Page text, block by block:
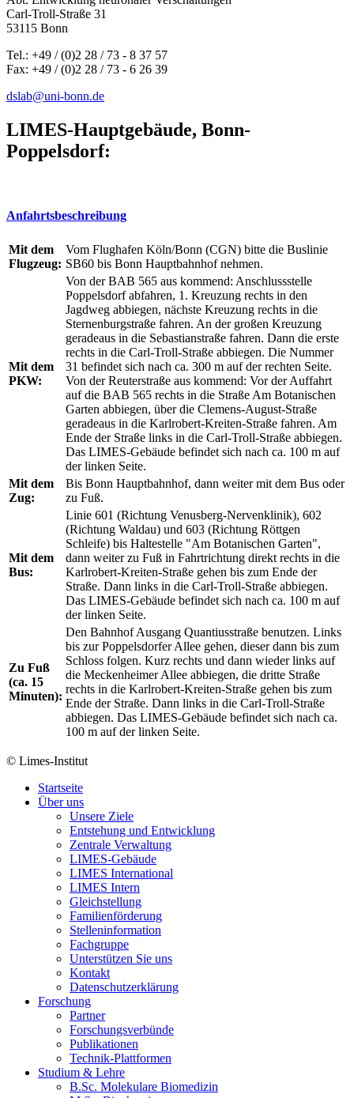
Carl-Troll-Straße 31
53115 Bonn
Tel.: +49 / (0)2 28 / 73 - 8 37 57
Fax: +49 / (0)2 28 / 73 - 6 26 39
dslab@uni-bonn.de
LIMES-Hauptgebäude, Bonn-
Poppelsdorf:
Anfahrtsbeschreibung
Mit dem
Flugzeug:
Vom Flughafen Köln/Bonn (CGN) bitte die Buslinie
SB60 bis Bonn Hauptbahnhof nehmen.
Mit dem
PKW:
Von der BAB 565 aus kommend: Anschlussstelle
Poppelsdorf abfahren, 1. Kreuzung rechts in den
Jagdweg abbiegen, nächste Kreuzung rechts in die
Sternenburgstraße fahren. An der großen Kreuzung
geradeaus in die Sebastianstraße fahren. Dann die erste
rechts in die Carl-Troll-Straße abbiegen. Die Nummer
31 befindet sich nach ca. 300 m auf der rechten Seite.
Von der Reuterstraße aus kommend: Vor der Auffahrt
auf die BAB 565 rechts in die Straße Am Botanischen
Garten abbiegen, über die Clemens-August-Straße
geradeaus in die Karlrobert-Kreiten-Straße fahren. Am
Ende der Straße links in die Carl-Troll-Straße abbiegen.
Das LIMES-Gebäude befindet sich nach ca. 100 m auf
der linken Seite.
Mit dem
Zug:
Bis Bonn Hauptbahnhof, dann weiter mit dem Bus oder
zu Fuß.
Mit dem
Bus:
Linie 601 (Richtung Venusberg-Nervenklinik), 602
(Richtung Waldau) und 603 (Richtung Röttgen
Schleife) bis Haltestelle "Am Botanischen Garten",
dann weiter zu Fuß in Fahrtrichtung direkt rechts in die
Karlrobert-Kreiten-Straße gehen bis zum Ende der
Straße. Dann links in die Carl-Troll-Straße abbiegen.
Das LIMES-Gebäude befindet sich nach ca. 100 m auf
der linken Seite.
Zu Fuß
(ca. 15
Minuten):
Den Bahnhof Ausgang Quantiusstraße benutzen. Links
bis zur Poppelsdorfer Allee gehen, dieser dann bis zum
Schloss folgen. Kurz rechts und dann wieder links auf
die Meckenheimer Allee abbiegen, die dritte Straße
rechts in die Karlrobert-Kreiten-Straße gehen bis zum
Ende der Straße. Dann links in die Carl-Troll-Straße
abbiegen. Das LIMES-Gebäude befindet sich nach ca.
100 m auf der linken Seite.
© Limes-Institut
Startseite
Über uns
Unsere Ziele
Entstehung und Entwicklung
Zentrale Verwaltung
LIMES-Gebäude
LIMES International
LIMES Intern
Gleichstellung
Familienförderung
Stelleninformation
Fachgruppe
Unterstützen Sie uns
Kontakt
Datenschutzerklärung
Forschung
Partner
Forschungsverbünde
Publikationen
Technik-Plattformen
Studium & Lehre
B.Sc. Molekulare Biomedizin